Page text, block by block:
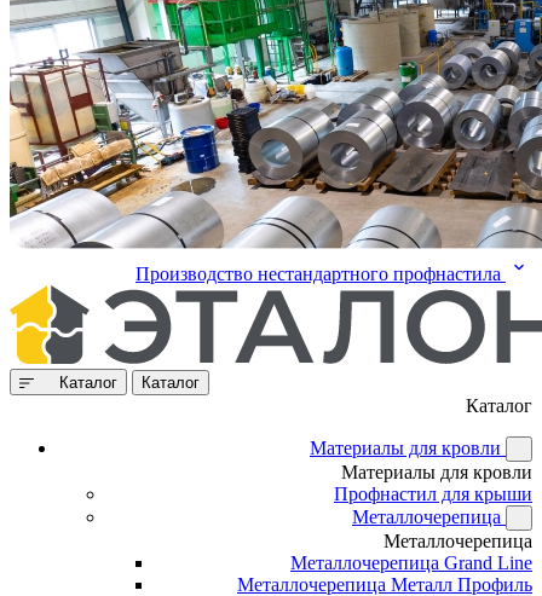
Производство нестандартного профнастила
Каталог Каталог
Каталог
Материалы для кровли
Материалы для кровли
Профнастил для крыши
Металлочерепица
Металлочерепица
Металлочерепица Grand Line
Металлочерепица Металл Профиль